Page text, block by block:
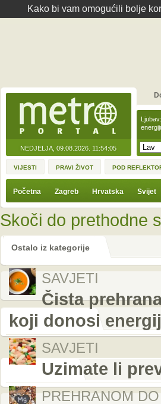
Kako bi vam omogućili bolje
NEDJELJA, 09.08.2026. 11:54:05
VIJESTI PRAVI ŽIVOT POD
Početna Zagreb Hrvatska Svijet
Skoči do prethodne
Ostalo iz kategorije
SAVJETI
Čista
koji donosi
SAVJETI
Uzimate li
PREHRANOM